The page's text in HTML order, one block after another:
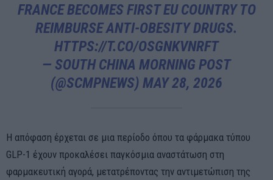
FRANCE BECOMES FIRST EU COUNTRY TO
REIMBURSE ANTI-OBESITY DRUGS.
HTTPS://T.CO/OSGNKVNRFT
— SOUTH CHINA MORNING POST
(@SCMPNEWS) MAY 28, 2026
Η απόφαση έρχεται σε μια περίοδο όπου τα φάρμακα τύπου
GLP-1 έχουν προκαλέσει παγκόσμια αναστάτωση στη
φαρμακευτική αγορά, μετατρέποντας την αντιμετώπιση της